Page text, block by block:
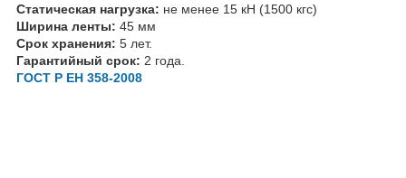
Статическая нагрузка: не менее 15 кН (1500 кгс)
Ширина ленты: 45 мм
Срок хранения: 5 лет.
Гарантийный срок: 2 года.
ГОСТ Р ЕН 358-2008